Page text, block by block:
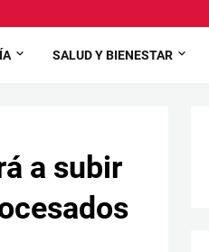
SALUD Y BIENESTAR
a subir